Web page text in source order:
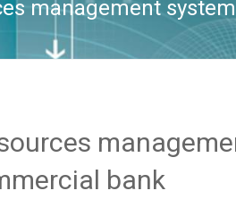
management
bank